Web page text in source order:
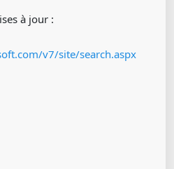
à jour :
v7/site/search.aspx